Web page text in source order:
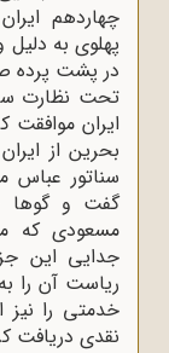
چهاردهم
پهلوی به دلیل
در پشت پرده
تحت نظارت
ایران موافقت
بحرین از
سناتور عباس
گفت و گوها
مسعودی که
جدایی این
ریاست آن را
خدمتی را
نقدی دریافت